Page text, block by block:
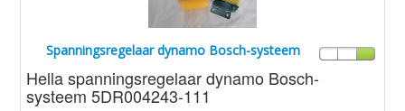
Spanningsregelaar dynamo Bosch-systeem
Hella spanningsregelaar dynamo Bosch-
systeem 5DR004243-111